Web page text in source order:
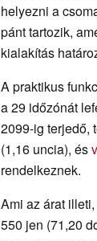
helyezni a
pánt tartozik,
kialakítás
A praktikus
a 29 időzónát
2099-ig terjedő,
(1,16 uncia), és
rendelkeznek.
Ami az árat
550 jen (71,20